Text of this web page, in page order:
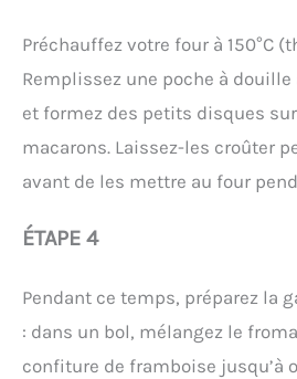
Préchauffez votre four à 150°C
Remplissez une poche à
et formez des petits disques
macarons. Laissez-les croûter
avant de les mettre au four
ÉTAPE 4
Pendant ce temps, préparez la
: dans un bol, mélangez le
confiture de framboise jusqu’à